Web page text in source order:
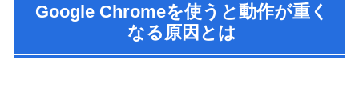
Google Chromeを使うと動作が重く
なる原因とは